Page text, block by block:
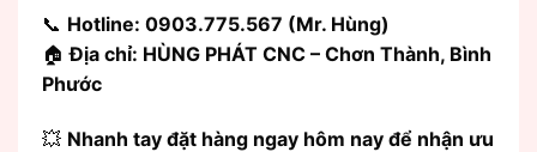
📞 Hotline: 0903.775.567 (Mr. Hùng)
🏠Địa chỉ: HÙNG PHÁT CNC – Chơn Thành, Bình
Phước
💥 Nhanh tay đặt hàng ngay hôm nay để nhận ưu